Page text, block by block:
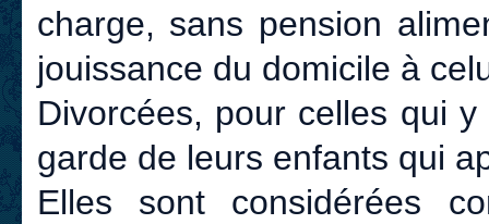
charge, sans pension
jouissance du domicile à
Divorcées, pour celles qui
garde de leurs enfants qui
Elles sont considérées